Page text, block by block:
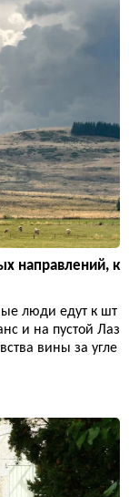
направлений, к
люди едут к шт
и на пустой Лаз
вины за угле